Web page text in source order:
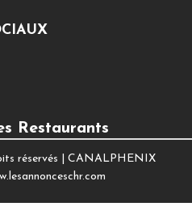
Restaurants
réservés | CANALPHENIX